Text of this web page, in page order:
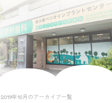
2019年10月のアーカイブ一覧